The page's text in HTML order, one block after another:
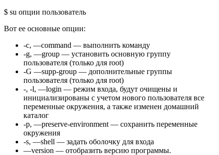
$ su опции пользователь
Вот ее основные опции:
-c, —command — выполнить команду
-g, —group — установить основную группу
пользователя (только для root)
-G —supp-group — дополнительные группы
пользователя (только для root)
-, -l, —login — режим входа, будут очищены и
инициализированы с учетом нового пользователя все
переменные окружения, а также изменен домашний
каталог
-p, —preserve-environment — сохранить переменные
окружения
-s, —shell — задать оболочку для входа
—version — отобразить версию программы.